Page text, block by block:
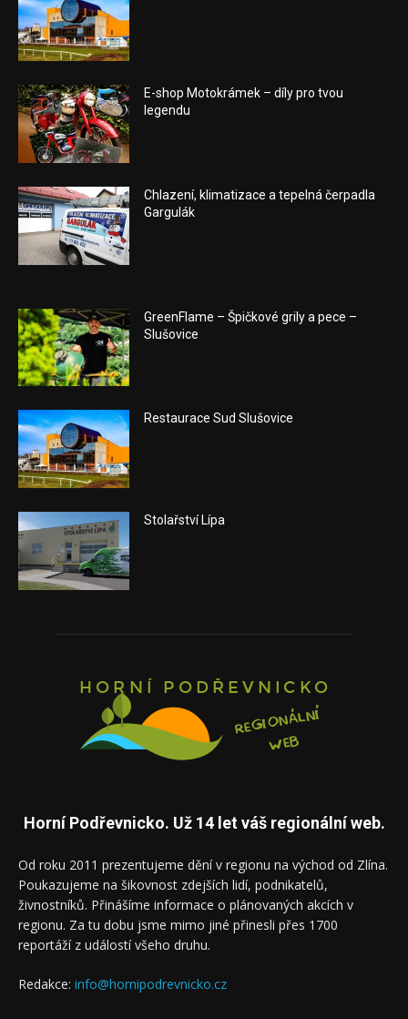
E-shop Motokrámek – díly pro tvou
legendu
Chlazení, klimatizace a tepelná čerpadla
Gargulák
GreenFlame – Špičkové grily a pece –
Slušovice
Restaurace Sud Slušovice
Stolařství Lípa
Horní Podřevnicko. Už 14 let váš regionální web.
Od roku 2011 prezentujeme dění v regionu na východ od Zlína.
Poukazujeme na šikovnost zdejších lidí, podnikatelů,
živnostníků. Přinášíme informace o plánovaných akcích v
regionu. Za tu dobu jsme mimo jiné přinesli přes 1700
reportáží z událostí všeho druhu.
Redakce: info@hornipodrevnicko.cz